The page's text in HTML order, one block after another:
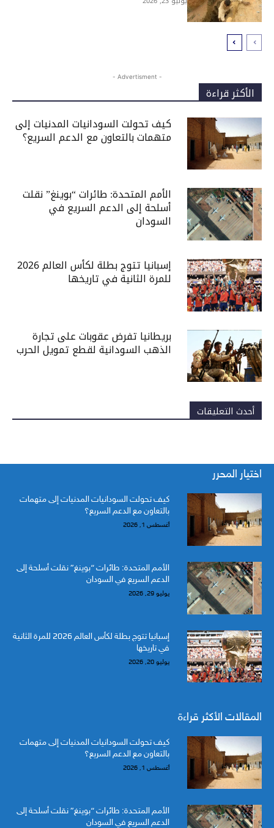
- Advertisment -
الأكثر قراءة
كيف تحولت السودانيات المدنيات إلى
متهمات بالتعاون مع الدعم السريع؟
الأمم المتحدة: طائرات “بوينغ” نقلت
أسلحة إلى الدعم السريع في
السودان
إسبانيا تتوج بطلة لكأس العالم 2026
للمرة الثانية في تاريخها
بريطانيا تفرض عقوبات على تجارة
الذهب السودانية لقطع تمويل الحرب
أحدث التعليقات
اختيار المحرر
كيف تحولت السودانيات المدنيات إلى متهمات
بالتعاون مع الدعم السريع؟
أغسطس 1, 2026
الأمم المتحدة: طائرات “بوينغ” نقلت أسلحة إلى
الدعم السريع في السودان
يوليو 29, 2026
إسبانيا تتوج بطلة لكأس العالم 2026 للمرة الثانية
في تاريخها
يوليو 20, 2026
المقالات الأكثر قراءة
كيف تحولت السودانيات المدنيات إلى متهمات
بالتعاون مع الدعم السريع؟
أغسطس 1, 2026
الأمم المتحدة: طائرات “بوينغ” نقلت أسلحة إلى
الدعم السريع في السودان